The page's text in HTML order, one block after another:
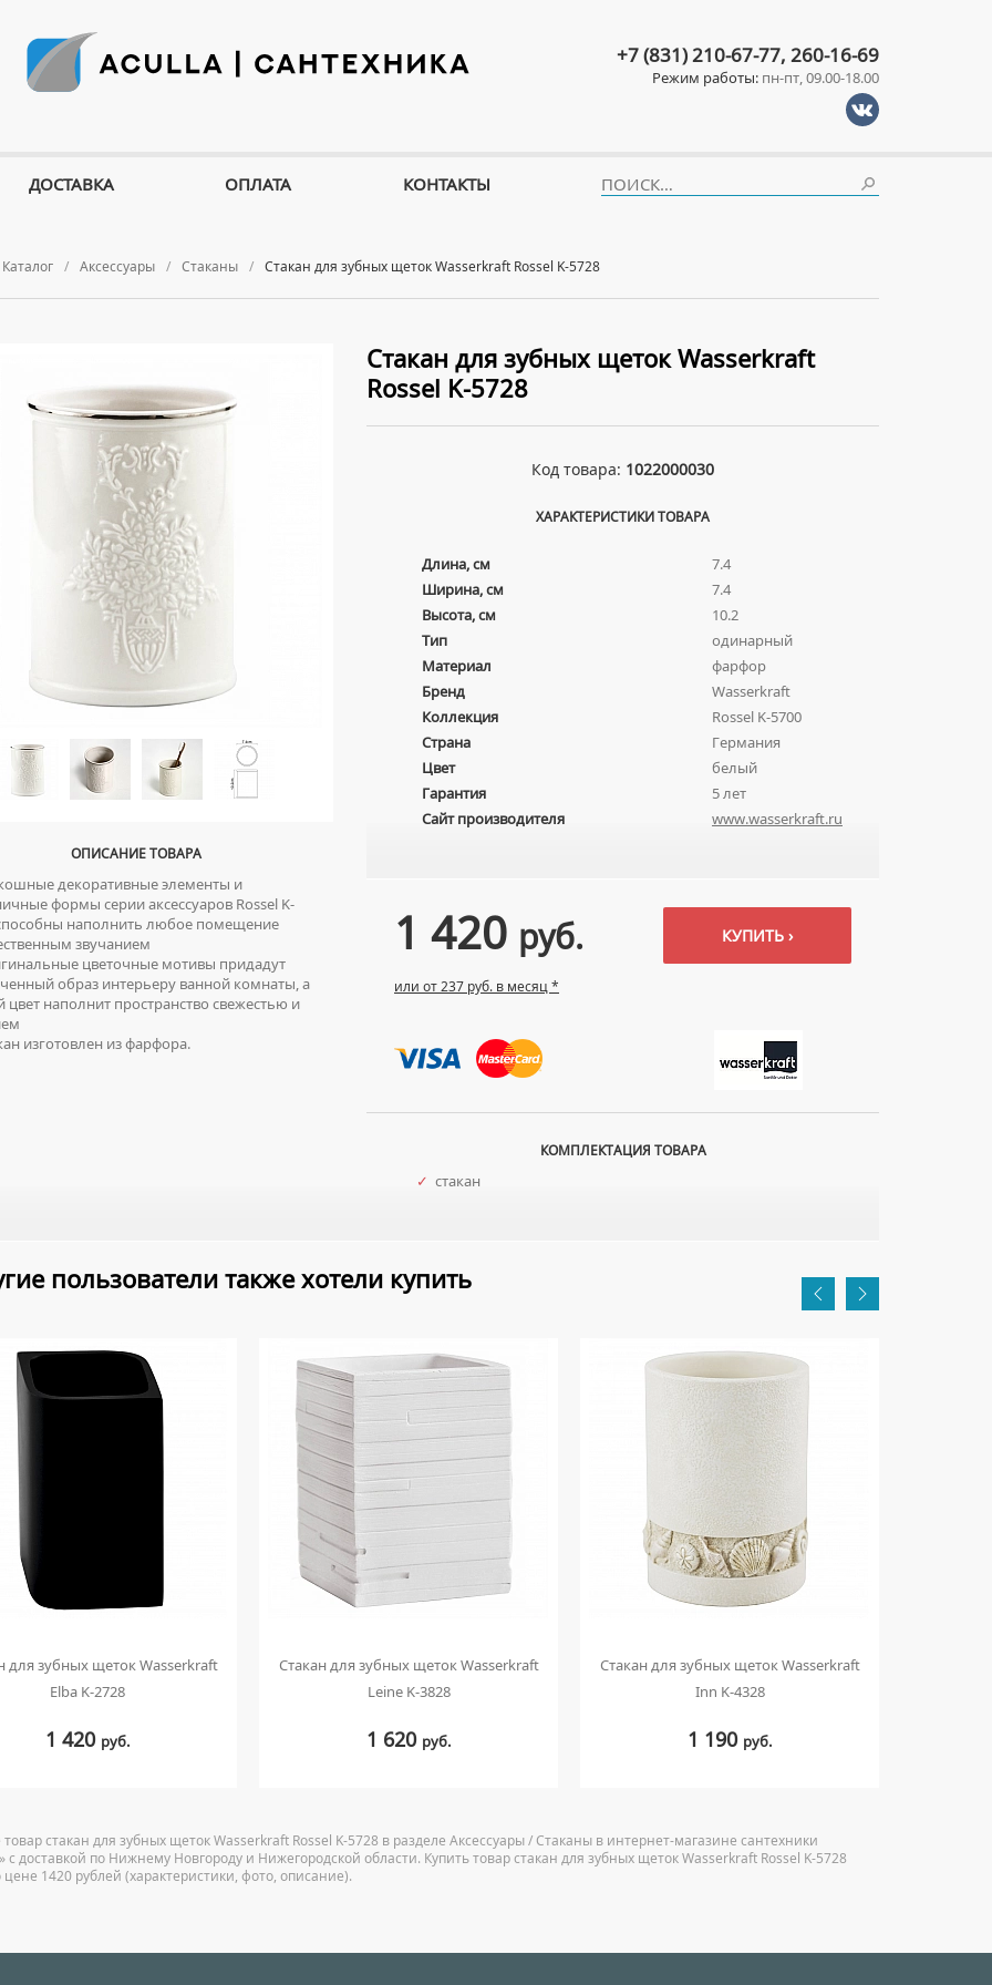
Каталог Аксессуары Стаканы Стакан для зубных щеток Wasserkraft Rossel K-5728
ОПИСАНИЕ ТОВАРА
декоративные элементы и
формы серии аксессуаров Rossel K-
наполнить любое помещение
звучанием
цветочные мотивы придадут
образ интерьеру ванной комнаты, а
цвет наполнит пространство свежестью и
изготовлен из фарфора.
Стакан для зубных щеток Wasserkraft
Rossel K-5728
Код товара: 1022000030
ХАРАКТЕРИСТИКИ ТОВАРА
Длина, см
7.4
Ширина, см
7.4
Высота, см
10.2
Тип
одинарный
Материал
фарфор
Бренд
Wasserkraft
Коллекция
Rossel K-5700
Страна
Германия
Цвет
белый
Гарантия
5 лет
Сайт производителя
www.wasserkraft.ru
1 420 руб.
или от 237 руб. в месяц *
КУПИТЬ ›
КОМПЛЕКТАЦИЯ ТОВАРА
✓ стакан
пользователи также хотели купить
для зубных щеток Wasserkraft
Elba K-2728
1 420 руб.
Стакан для зубных щеток Wasserkraft
Leine K-3828
1 620 руб.
Стакан для зубных щеток Wasserkraft
Inn K-4328
1 190 руб.
стакан для зубных щеток Wasserkraft Rossel K-5728 в разделе Аксессуары / Стаканы в интернет-магазине сантехники
с доставкой по Нижнему Новгороду и Нижегородской области. Купить товар стакан для зубных щеток Wasserkraft Rossel K-5728
1420 рублей (характеристики, фото, описание).
+7 (831) 210-67-77, 260-16-69
Режим работы: пн-пт, 09.00-18.00
ДОСТАВКА ОПЛАТА КОНТАКТЫ